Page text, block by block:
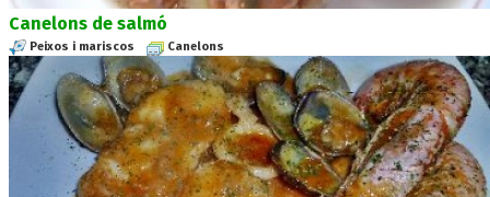
Canelons de salmó
Peixos i mariscos Canelons